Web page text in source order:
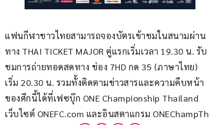
แฟนกีฬาชาวไทยสามารถจองบัตรเข้าชมในสนามผ่าน
ทาง THAI TICKET MAJOR คู่แรกเริ่มเวลา 19.30 น. รับ
ชมการถ่ายทอดสดทาง ช่อง 7HD กด 35 (ภาษาไทย)
เริ่ม 20.30 น. รวมทั้งติดตามข่าวสารและความคืบหน้า
ของศึกนี้ได้ที่เฟซบุ๊ก ONE Championship Thailand
เว็บไซต์ ONEFC.com และอินสตาแกรม ONEChampTh